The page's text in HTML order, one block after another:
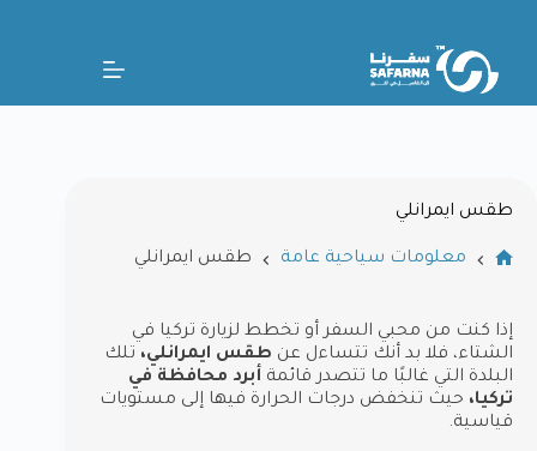
طقس ايمرانلي
معلومات سياحية عامة طقس ايمرانلي
إذا كنت من محبي السفر أو تخطط لزيارة تركيا في
الشتاء، فلا بد أنك تتساءل عن طقس ايمرانلي، تلك
البلدة التي غالبًا ما تتصدر قائمة أبرد محافظة في
تركيا، حيث تنخفض درجات الحرارة فيها إلى مستويات
قياسية.